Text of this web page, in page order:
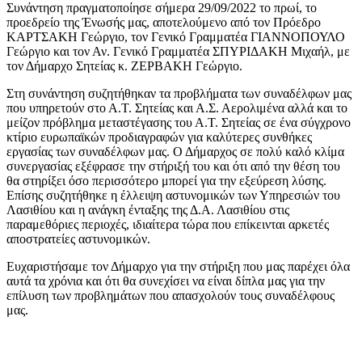
Συνάντηση πραγματοποίησε σήμερα 29/09/2022 το πρωί, το
προεδρείο της Ένωσής μας, αποτελούμενο από τον Πρόεδρο
ΚΑΡΤΣΑΚΗ Γεώργιο, τον Γενικό Γραμματέα ΓΙΑΝΝΟΠΟΥΛΟ
Γεώργιο και τον Αν. Γενικό Γραμματέα ΣΠΥΡΙΔΑΚΗ Μιχαήλ, με
τον Δήμαρχο Σητείας κ. ΖΕΡΒΑΚΗ Γεώργιο.
Στη συνάντηση συζητήθηκαν τα προβλήματα των συναδέλφων μας
που υπηρετούν στο Α.Τ. Σητείας και Α.Σ. Αερολιμένα αλλά και το
μείζον πρόβλημα μεταστέγασης του Α.Τ. Σητείας σε ένα σύγχρονο
κτίριο ευρωπαϊκών προδιαγραφών για καλύτερες συνθήκες
εργασίας των συναδέλφων μας. Ο Δήμαρχος σε πολύ καλό κλίμα
συνεργασίας εξέφρασε την στήριξή του και ότι από την θέση του
θα στηρίξει όσο περισσότερο μπορεί για την εξεύρεση λύσης.
Επίσης συζητήθηκε η έλλειψη αστυνομικών των Υπηρεσιών του
Λασιθίου και η ανάγκη ένταξης της Δ.Α. Λασιθίου στις
παραμεθόριες περιοχές, ιδιαίτερα τώρα που επίκεινται αρκετές
αποστρατείες αστυνομικών.
Ευχαριστήσαμε τον Δήμαρχο για την στήριξη που μας παρέχει όλα
αυτά τα χρόνια και ότι θα συνεχίσει να είναι δίπλα μας για την
επίλυση των προβλημάτων που απασχολούν τους συναδέλφους
μας.